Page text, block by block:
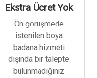
Ekstra Ücret Yok
Ön görüşmede
istenilen boya
badana hizmeti
dışında bir talepte
bulunmadığınız